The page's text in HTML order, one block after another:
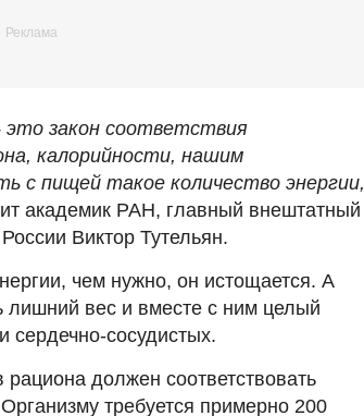
это закон соответствия
калорийности, нашим
с пищей такое количество энергии,
академик РАН, главный внештатный
Виктор Тутельян.
чем нужно, он истощается. А
лишний вес и вместе с ним целый
сердечно-сосудистых.
рациона должен соответствовать
требуется примерно 200